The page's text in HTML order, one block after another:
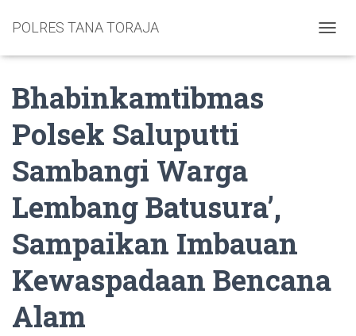
POLRES TANA TORAJA
Bhabinkamtibmas
Polsek Saluputti
Sambangi Warga
Lembang Batusura’,
Sampaikan Imbauan
Kewaspadaan Bencana
Alam